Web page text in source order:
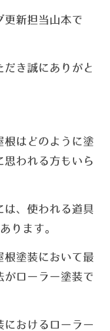
新担当山本で
き誠にありがと
根はどのように塗
思われる方もいら
は、使われる道具
ります。
根塗装において最
がローラー塗装で
におけるローラー